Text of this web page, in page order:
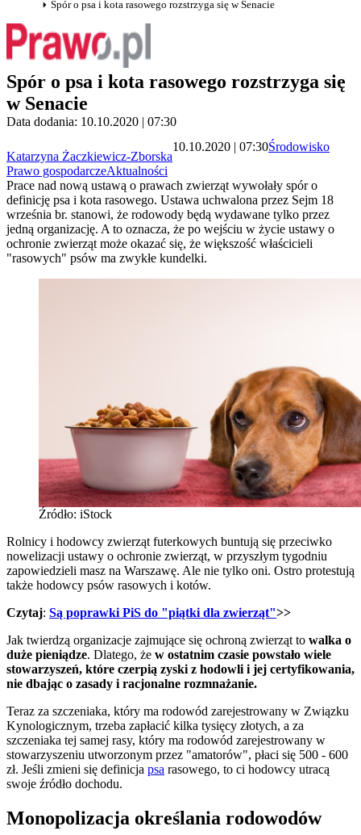
Spór o psa i kota rasowego rozstrzyga się w Senacie
Spór o psa i kota rasowego rozstrzyga się
w Senacie
Data dodania: 10.10.2020 | 07:30
Katarzyna Żaczkiewicz-Zborska
10.10.2020 | 07:30Środowisko
Prawo gospodarczeAktualności
Prace nad nową ustawą o prawach zwierząt wywołały spór o
definicję psa i kota rasowego. Ustawa uchwalona przez Sejm 18
września br. stanowi, że rodowody będą wydawane tylko przez
jedną organizację. A to oznacza, że po wejściu w życie ustawy o
ochronie zwierząt może okazać się, że większość właścicieli
"rasowych" psów ma zwykłe kundelki.
Źródło: iStock
Rolnicy i hodowcy zwierząt futerkowych buntują się przeciwko
nowelizacji ustawy o ochronie zwierząt, w przyszłym tygodniu
zapowiedzieli masz na Warszawę. Ale nie tylko oni. Ostro protestują
także hodowcy psów rasowych i kotów.
Czytaj: Są poprawki PiS do "piątki dla zwierząt">>
Jak twierdzą organizacje zajmujące się ochroną zwierząt to walka o
duże pieniądze. Dlatego, że w ostatnim czasie powstało wiele
stowarzyszeń, które czerpią zyski z hodowli i jej certyfikowania,
nie dbając o zasady i racjonalne rozmnażanie.
Teraz za szczeniaka, który ma rodowód zarejestrowany w Związku
Kynologicznym, trzeba zapłacić kilka tysięcy złotych, a za
szczeniaka tej samej rasy, który ma rodowód zarejestrowany w
stowarzyszeniu utworzonym przez "amatorów", płaci się 500 - 600
zł. Jeśli zmieni się definicja psa rasowego, to ci hodowcy utracą
swoje źródło dochodu.
Monopolizacja określania rodowodów